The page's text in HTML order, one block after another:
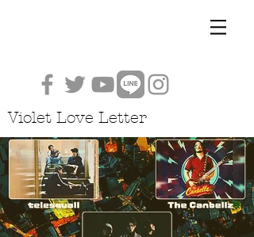
Violet Love Letter